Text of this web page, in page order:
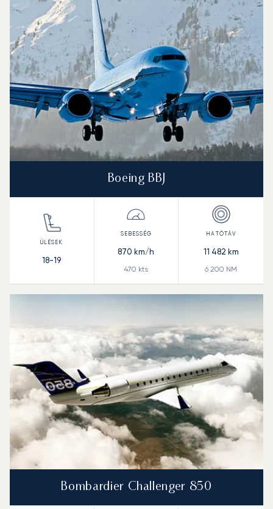
Sebesség (km/h)
Sebesség (csomó)
Hatótávolság (km)
Hatótávolság (NM)
Boeing BBJ
18-19
870 km/h
470 kts
11 482 km
6 200 NM
Bombardier Challenger 850